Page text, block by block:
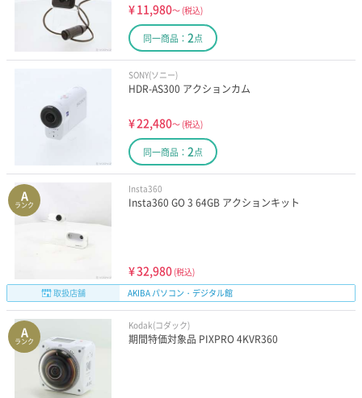
¥11,980～ (税込)
同一商品： 2点
SONY(ソニー)
HDR-AS300 アクションカム
¥22,480～ (税込)
同一商品： 2点
A
ランク
Insta360
Insta360 GO 3 64GB アクションキット
¥32,980 (税込)
取扱店舗
AKIBA パソコン・デジタル館
A
ランク
Kodak(コダック)
期間特価対象品 PIXPRO 4KVR360